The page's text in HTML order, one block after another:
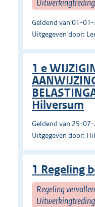
Geldend van 01-
Uitgegeven door:
1 e
Hilversum
Geldend van 25-
Uitgegeven door:
1 Regeling
Regeling